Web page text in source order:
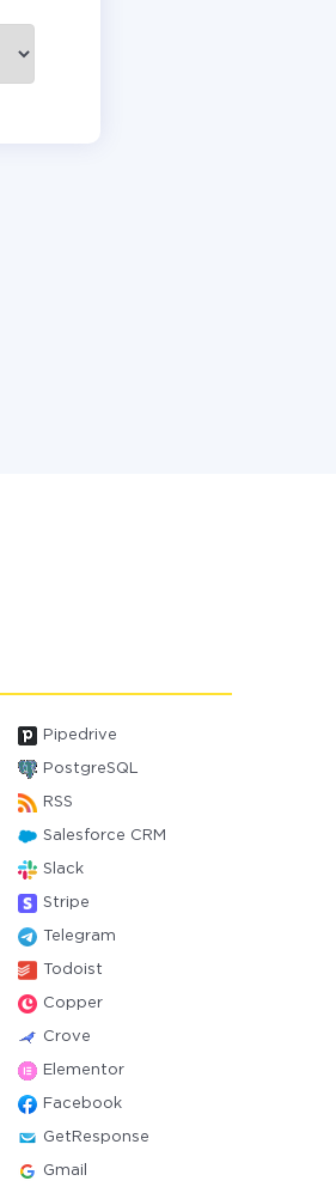
Pipedrive
PostgreSQL
RSS
Salesforce CRM
Slack
Stripe
Telegram
Todoist
Copper
Crove
Elementor
Facebook
GetResponse
Gmail